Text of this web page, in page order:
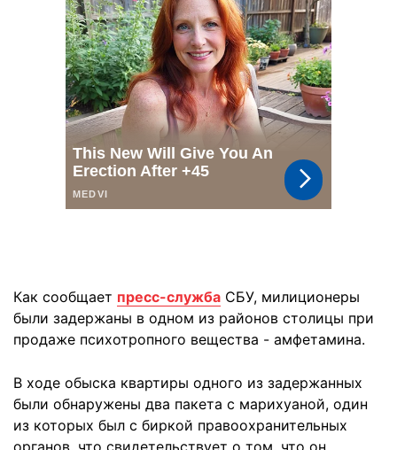
Как сообщает пресс-служба СБУ, милиционеры
были задержаны в одном из районов столицы при
продаже психотропного вещества - амфетамина.
В ходе обыска квартиры одного из задержанных
были обнаружены два пакета с марихуаной, один
из которых был с биркой правоохранительных
органов, что свидетельствует о том, что он